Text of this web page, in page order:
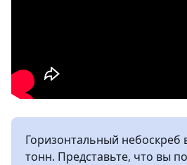
Горизонтальный небоскреб
тонн. Представьте, что вы